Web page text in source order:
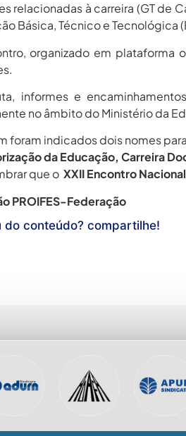
MEC Autoriza 937
relacionadas à carreira (GT de
Básica, Técnico e Tecnológica
organizado em plataforma
informes e
no âmbito do Ministério da
foram indicados dois nomes
da Educação, Carreira
que o XXII Encontro Nacional
PROIFES-Federação
do conteúdo? compartilhe!